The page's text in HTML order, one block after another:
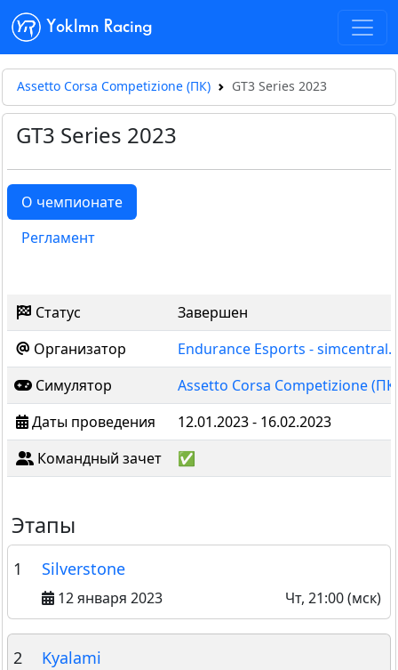
Yoklmn Racing
Assetto Corsa Competizione (ПК) GT3 Series 2023
GT3 Series 2023
О чемпионате
Регламент
Статус
Завершен
Организатор
Endurance Esports -
Симулятор
Assetto Corsa Competizione
Даты проведения
12.01.2023 - 16.02.2023
Командный зачет
✅
Этапы
1 Silverstone
12 января 2023 Чт, 21:00 (мск)
2 Kyalami